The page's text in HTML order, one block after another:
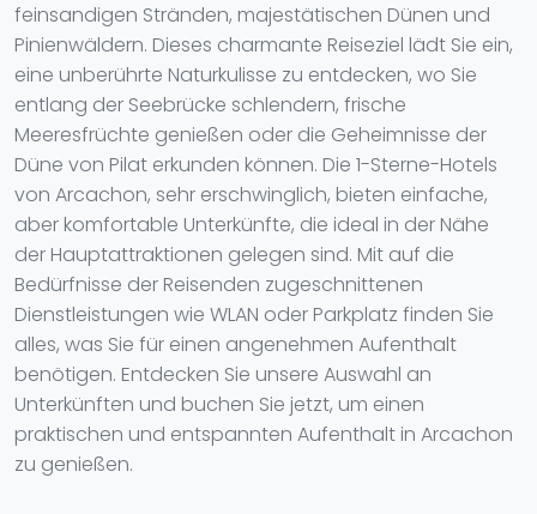
feinsandigen Stränden, majestätischen Dünen und
Pinienwäldern. Dieses charmante Reiseziel lädt Sie ein,
eine unberührte Naturkulisse zu entdecken, wo Sie
entlang der Seebrücke schlendern, frische
Meeresfrüchte genießen oder die Geheimnisse der
Düne von Pilat erkunden können. Die 1-Sterne-Hotels
von Arcachon, sehr erschwinglich, bieten einfache,
aber komfortable Unterkünfte, die ideal in der Nähe
der Hauptattraktionen gelegen sind. Mit auf die
Bedürfnisse der Reisenden zugeschnittenen
Dienstleistungen wie WLAN oder Parkplatz finden Sie
alles, was Sie für einen angenehmen Aufenthalt
benötigen. Entdecken Sie unsere Auswahl an
Unterkünften und buchen Sie jetzt, um einen
praktischen und entspannten Aufenthalt in Arcachon
zu genießen.